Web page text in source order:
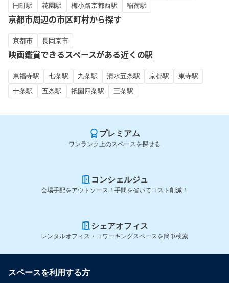
円町駅
花園駅 梅小路京都西駅 稲荷駅
京都市周辺の市区町村から探す
京都市 長岡京市
映画鑑賞できるスペースがある近くの駅
東福寺駅 七条駅 九条駅 清水五条駅 京都駅
東寺駅
十条駅
五条駅 祇園四条駅 三条駅
プレミアム
ワンランク上のスペースを探せる
コンシェルジュ
会場手配をアウトソース！手間を省いてコスト削減！
シェアオフィス
レンタルオフィス・コワーキングスペースを簡単検索
スペースを利用する方